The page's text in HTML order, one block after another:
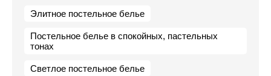
Элитное постельное белье
Постельное белье в спокойных, пастельных
тонах
Светлое постельное белье